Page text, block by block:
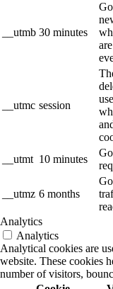
__utmb 30 minutes
__utmc session
__utmt 10 minutes
__utmz 6 months
Analytics
Analytics
Analytical cookies are
website. These cookies
number of visitors,